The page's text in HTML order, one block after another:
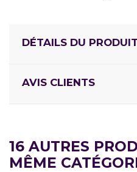
DÉTAILS DU PRODUIT
AVIS CLIENTS
16 AUTRES
MÊME